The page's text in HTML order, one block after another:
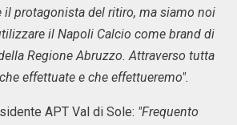
il protagonista del ritiro, ma siamo noi
il Napoli Calcio come brand di
Regione Abruzzo. Attraverso tutta
effettuate e che effettueremo".
APT Val di Sole: "Frequento